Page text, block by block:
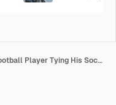
Close Up Of An Unrecognizable Football Player Tying His Soccer Shoes On A Street Football Pitch 1